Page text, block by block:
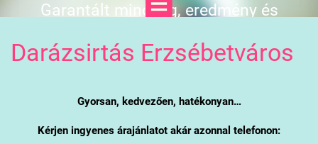
Garantált minőség, eredmény és
Darázsirtás Erzsébetváros
Gyorsan, kedvezően, hatékonyan…
Kérjen ingyenes árajánlatot akár azonnal telefonon: